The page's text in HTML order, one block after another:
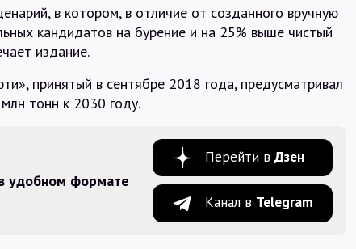
в котором, в отличие от созданного вручную
кандидатов на бурение и на 25% выше чистый
издание.
принятый в сентябре 2018 года, предусматривал
тонн к 2030 году.
удобном формате
Перейти в Дзен
Канал в Telegram